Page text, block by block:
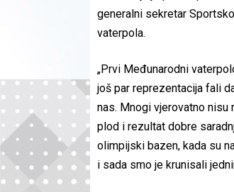
generalni sekretar
vaterpola.
„Prvi Međunarodni
još par reprezentacija fali
nas. Mnogi vjerovatno nisu
plod i rezultat dobre
olimpijski bazen, kada su
i sada smo je krunisali